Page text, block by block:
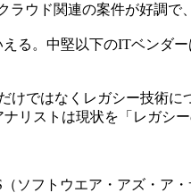
ウド関連の案件が好調で
る。中堅以下のITベンダ
ではなくレガシー技術に
リストは現状を「レガシー
ソフトウエア・アズ・ア